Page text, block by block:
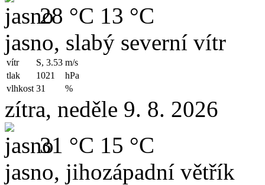
28 °C 13 °C
jasno, slabý severní vítr
vítr S, 3.53 m/s
tlak
1021
hPa
vlhkost 31 %
zítra, neděle 9. 8. 2026
31 °C 15 °C
jasno, jihozápadní větřík